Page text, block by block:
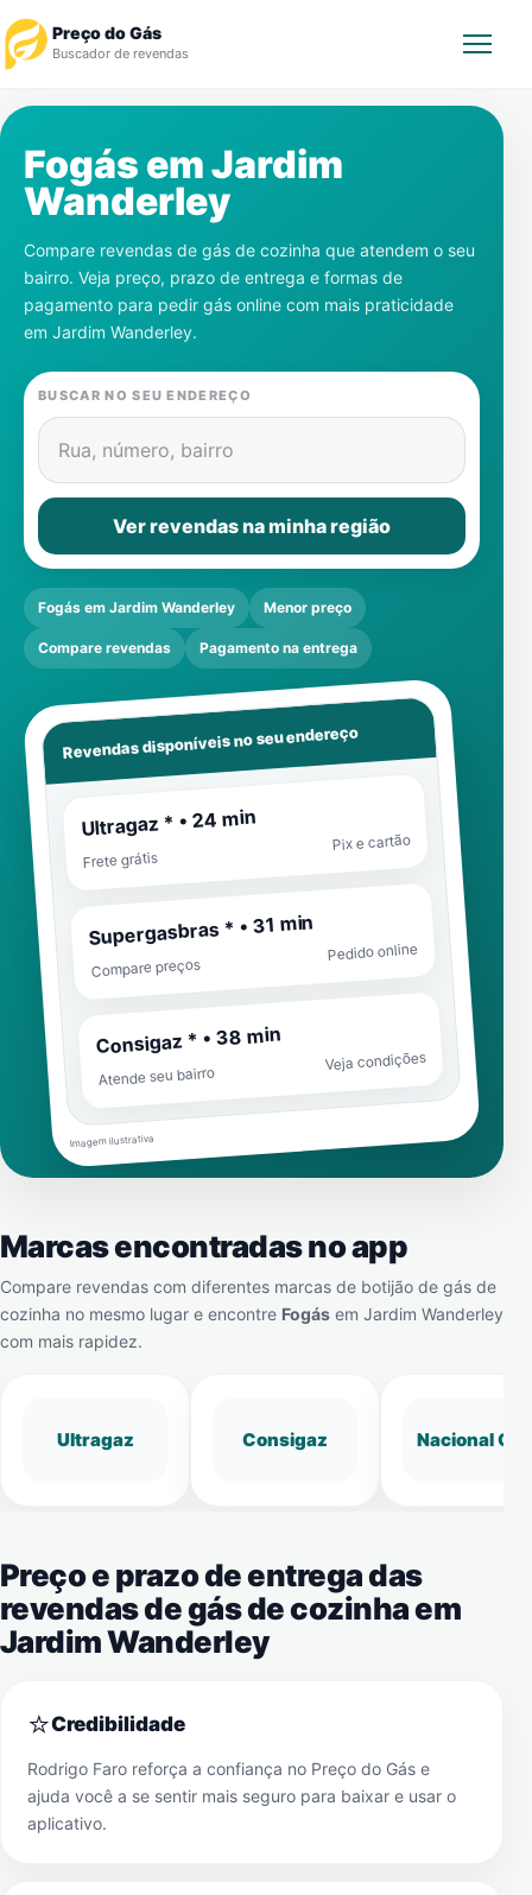
Preço do Gás
Buscador de revendas
Revendedor
Notícias
Cadastre-se
Gás
Contatos
Fogás emJardim
Wanderley
Compare revendas de gás de cozinha que atendem o seu
bairro. Veja preço, prazo de entrega e formas de
pagamento para pedir gás online com mais praticidade
em Jardim Wanderley.
BUSCAR NO SEU ENDEREÇO
Rua, número, bairro
Ver revendas na minha região
Fogás em Jardim Wanderley Menor preço
Compare revendas Pagamento na entrega
Revendas disponíveis no seu endereço
Ultragaz * • 24 min
Frete grátis
Pix e cartão
Supergasbras * • 31 min
Compare preços
Pedido online
Consigaz * • 38 min
Atende seu bairro
Veja condições
Imagem ilustrativa
Marcas encontradas no app
Compare revendas com diferentes marcas de botijão de gás de
cozinha no mesmo lugar e encontre Fogás em Jardim Wanderley
com mais rapidez.
Ultragaz Consigaz Nacional Gás
Preço e prazo de entrega das
revendas de gás de cozinha em
Jardim Wanderley
⭐Credibilidade
Rodrigo Faro reforça a confiança no Preço do Gás e
ajuda você a se sentir mais seguro para baixar e usar o
aplicativo.